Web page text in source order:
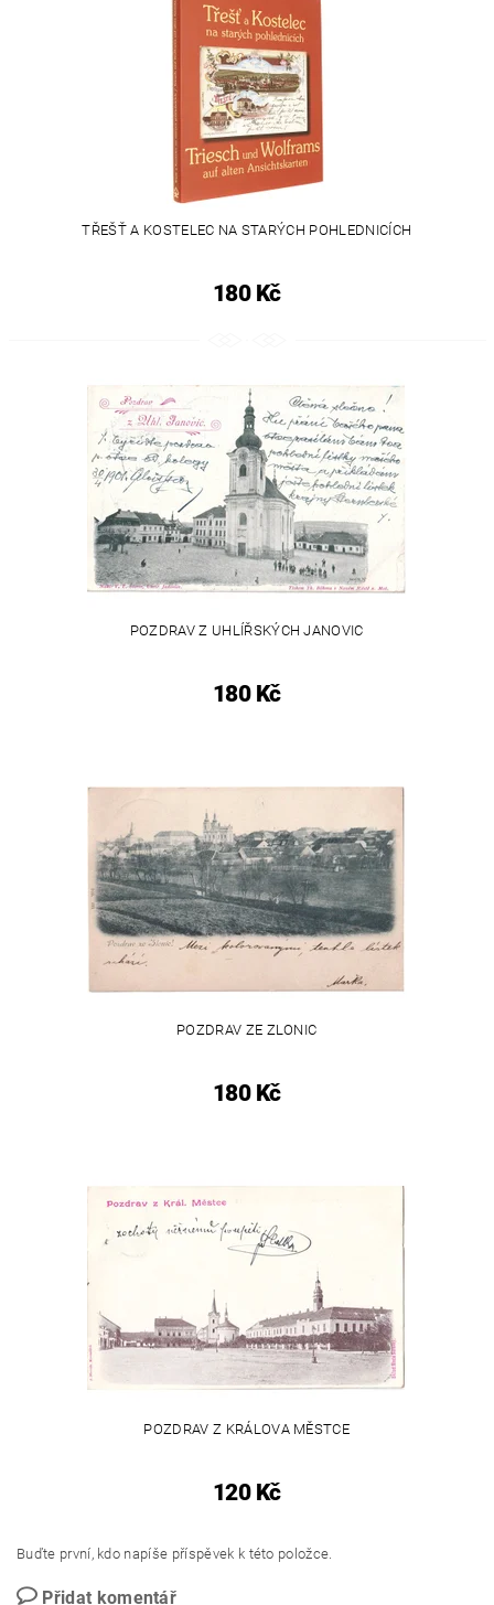
TŘEŠŤ A KOSTELEC NA STARÝCH POHLEDNICÍCH
180 Kč
POZDRAV Z UHLÍŘSKÝCH JANOVIC
180 Kč
POZDRAV ZE ZLONIC
180 Kč
POZDRAV Z KRÁLOVA MĚSTCE
120 Kč
Buďte první, kdo napíše příspěvek k této položce.
Přidat komentář